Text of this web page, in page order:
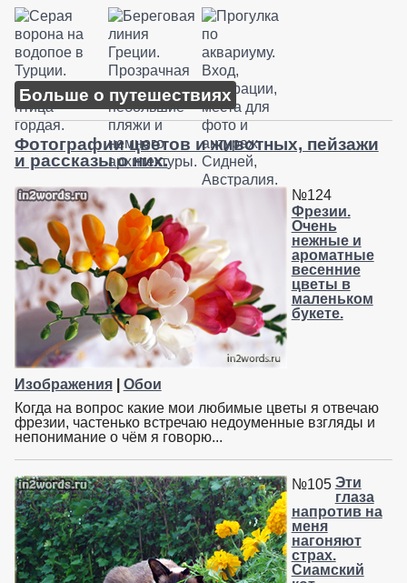
Больше о путешествиях
Фотографии цветов и животных, пейзажи
и рассказы о них.
№124
Фрезии.
Очень
нежные и
ароматные
весенние
цветы в
маленьком
букете.
Изображения| Обои
Когда на вопрос какие мои любимые цветы я отвечаю
фрезии, частенько встречаю недоуменные взгляды и
непонимание о чём я говорю...
№105 Эти
глаза
напротив на
меня
нагоняют
страх.
Сиамский